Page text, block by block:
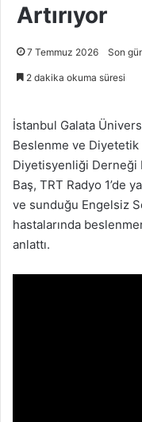
Artırıyor
7 Temmuz 2026 Son
2 dakika okuma süresi
İstanbul Galata
Beslenme ve Diyetetik
Diyetisyenliği Derneği
Baş, TRT Radyo 1’de
ve sunduğu Engelsiz
hastalarında
anlattı.